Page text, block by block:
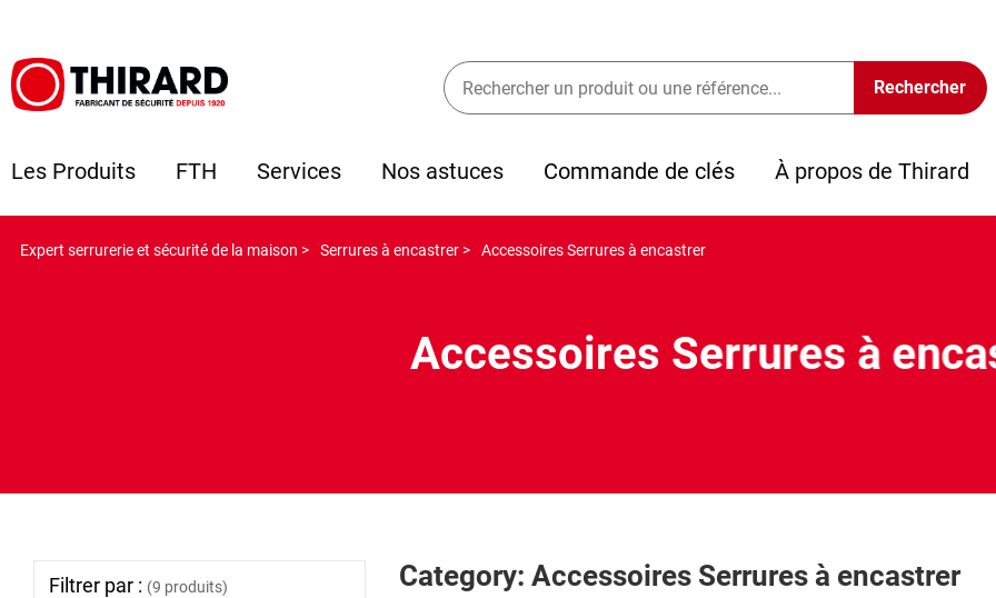
Les Produits FTH Services Nos astuces Commande de clés À propos de Thirard
Expert serrurerie et sécurité de la maison > Serrures à encastrer > Accessoires Serrures à encastrer
Accessoires Serrures à
Category: Accessoires Serrures à encastrer
Filtrer par : (9 produits)